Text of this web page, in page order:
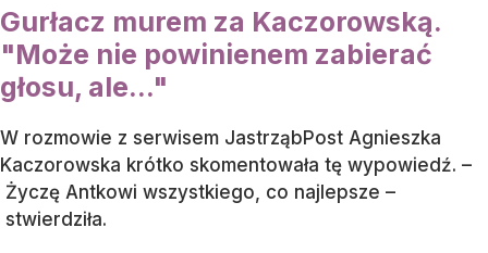
Gurłacz murem za Kaczorowską.
"Może nie powinienem zabierać
głosu, ale…"
W rozmowie z serwisem JastrząbPost Agnieszka
Kaczorowska krótko skomentowała tę wypowiedź. –
Życzę Antkowi wszystkiego, co najlepsze –
stwierdziła.